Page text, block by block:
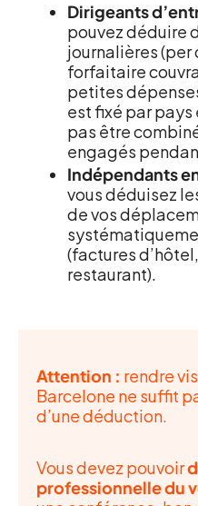
Dirigeants
pouvez déduire
journalières (per
forfaitaire
petites
est fixé par
pas être
engagés
Indépendants
vous déduisez
de vos
(factures
restaurant).
Attention : rendre
Barcelone ne suffit
d’une déduction.
Vous devez pouvoir
professionnelle du